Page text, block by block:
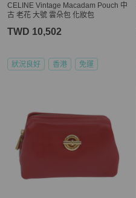
CELINE Vintage Macadam Pouch 中
古 老花 大號 雲朵包 化妝包
TWD 10,502
狀況良好 香港 免運